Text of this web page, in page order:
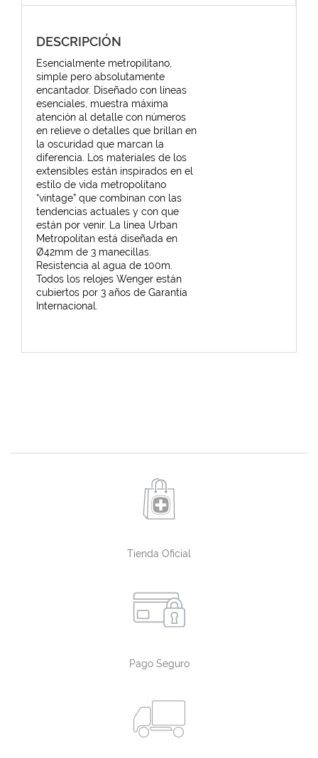
DESCRIPCIÓN
Esencialmente metropilitano,
simple pero absolutamente
encantador. Diseñado con líneas
esenciales, muestra máxima
atención al detalle con números
en relieve o detalles que brillan en
la oscuridad que marcan la
diferencia. Los materiales de los
extensibles están inspirados en el
estilo de vida metropolitano
“vintage” que combinan con las
tendencias actuales y con que
están por venir. La línea Urban
Metropolitan está diseñada en
Ø42mm de 3 manecillas.
Resistencia al agua de 100m.
Todos los relojes Wenger están
cubiertos por 3 años de Garantía
Internacional.
Tienda Oficial
Pago Seguro